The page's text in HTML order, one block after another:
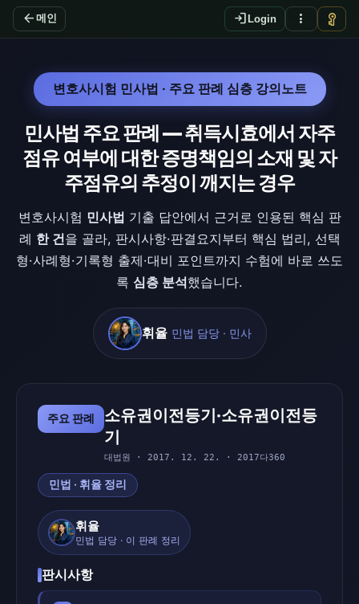
arrow_back 메인 login Login more_vert vpn_key
변호사시험 민사법 · 주요 판례 심층 강의노트
민사법 주요 판례 — 취득시효에서 자주
점유 여부에 대한 증명책임의 소재 및 자
주점유의 추정이 깨지는 경우
변호사시험 민사법 기출 답안에서 근거로 인용된 핵심 판
례 한 건을 골라, 판시사항·판결요지부터 핵심 법리, 선택
형·사례형·기록형 출제·대비 포인트까지 수험에 바로 쓰도
록 심층 분석했습니다.
휘율 민법 담당 · 민사
주요 판례
소유권이전등기·소유권이전등
기
대법원 · 2017. 12. 22. · 2017다360
민법 · 휘율 정리
휘율
민법 담당 · 이 판례 정리
판시사항